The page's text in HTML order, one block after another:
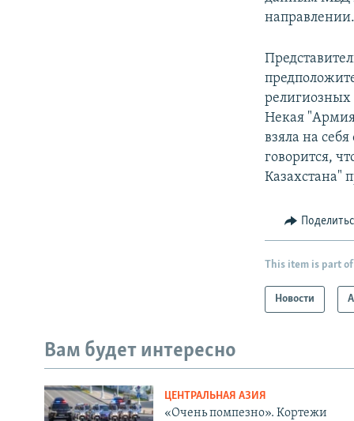
религиозных
Некая
взяла на
говорится,
Казахстана"
This item is part of
Новости
Вам будет интересно
ЦЕНТРАЛЬНАЯ АЗИЯ
«Очень помпезно». Кортежи